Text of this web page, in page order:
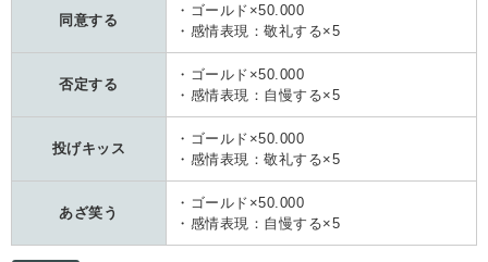
同意する
・ゴールド×50.000
・感情表現：敬礼する×5
否定する
・ゴールド×50.000
・感情表現：自慢する×5
投げキッス
・ゴールド×50.000
・感情表現：敬礼する×5
あざ笑う
・ゴールド×50.000
・感情表現：自慢する×5